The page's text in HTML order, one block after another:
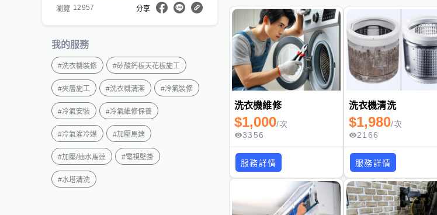
瀏覽 12957 分享
我的服務
#洗衣機裝修 #矽酸鈣板天花板施工
#夾層施工 #洗衣機清潔 #冷氣裝修
#冷氣安裝 #冷氣維修保養
#冷氣灌冷媒 #加壓馬達
#加壓/抽水馬達 #電視壁掛
#水塔清洗
洗衣機維修
$1,000/次
3356
服務詳情
洗衣機清洗
$1,980/次
2166
服務詳情